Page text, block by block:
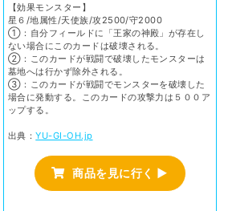
【効果モンスター】
星６/地属性/天使族/攻2500/守2000
①：自分フィールドに「王家の神殿」が存在し
ない場合にこのカードは破壊される。
②：このカードが戦闘で破壊したモンスターは
墓地へは行かず除外される。
③：このカードが戦闘でモンスターを破壊した
場合に発動する。このカードの攻撃力は５００ア
ップする。
出典：YU-GI-OH.jp
商品を見に行く ▶